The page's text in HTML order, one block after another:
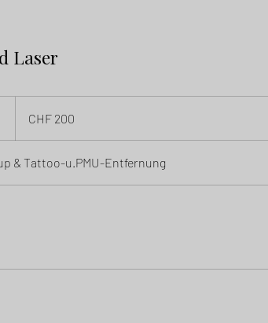
Laser
Franken
CHF 200
& Tattoo-u.PMU-Entfernung